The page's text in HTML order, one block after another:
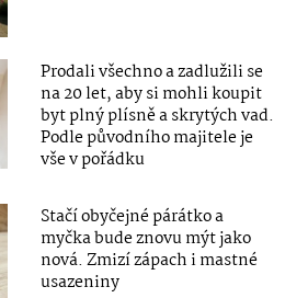
Prodali všechno a zadlužili se
na 20 let, aby si mohli koupit
byt plný plísně a skrytých vad.
Podle původního majitele je
vše v pořádku
Stačí obyčejné párátko a
myčka bude znovu mýt jako
nová. Zmizí zápach i mastné
usazeniny